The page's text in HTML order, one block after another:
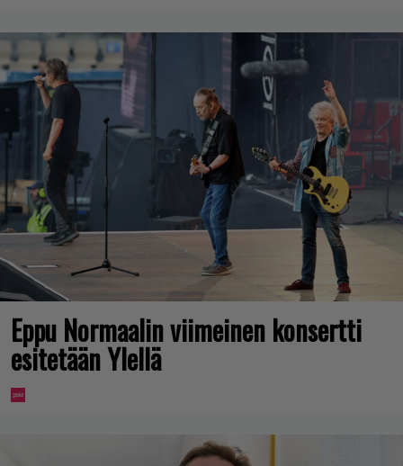
Eppu Normaalin viimeinen konsertti
esitetään Ylellä